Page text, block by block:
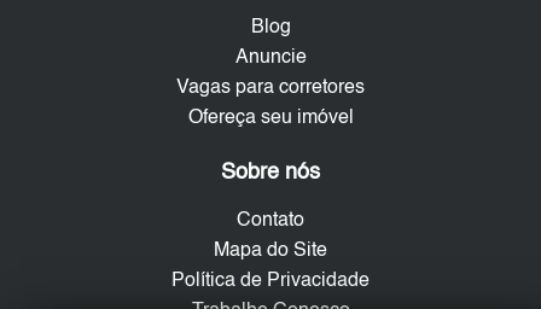
Blog
Anuncie
Vagas para corretores
Ofereça seu imóvel
Sobre nós
Contato
Mapa do Site
Política de Privacidade